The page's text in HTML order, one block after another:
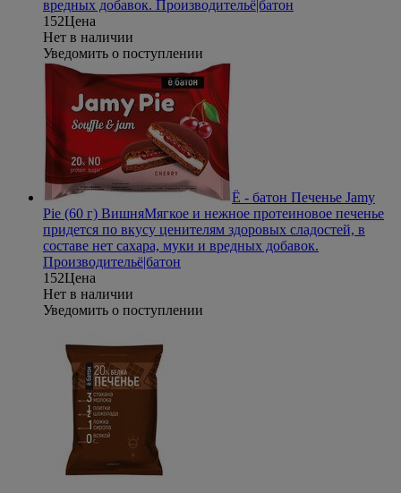
вредных добавок. Производительё|батон
152Цена
Нет в наличии
Уведомить о поступлении
Ё - батон Печенье Jamy
Pie (60 г) ВишняМягкое и нежное протеиновое печенье
придется по вкусу ценителям здоровых сладостей, в
составе нет сахара, муки и вредных добавок.
Производительё|батон
152Цена
Нет в наличии
Уведомить о поступлении